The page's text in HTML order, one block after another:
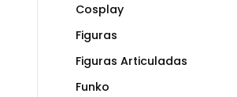
Cosplay
Figuras
Figuras Articuladas
Funko